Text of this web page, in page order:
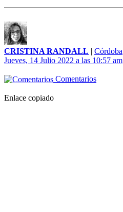
CRISTINA RANDALL | Córdoba
Jueves, 14 Julio 2022 a las 10:57 am
Comentarios
Enlace copiado